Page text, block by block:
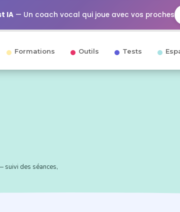
IA— Un coach vocal qui joue avec vos proches
Formations Outils Tests
suivi des séances,